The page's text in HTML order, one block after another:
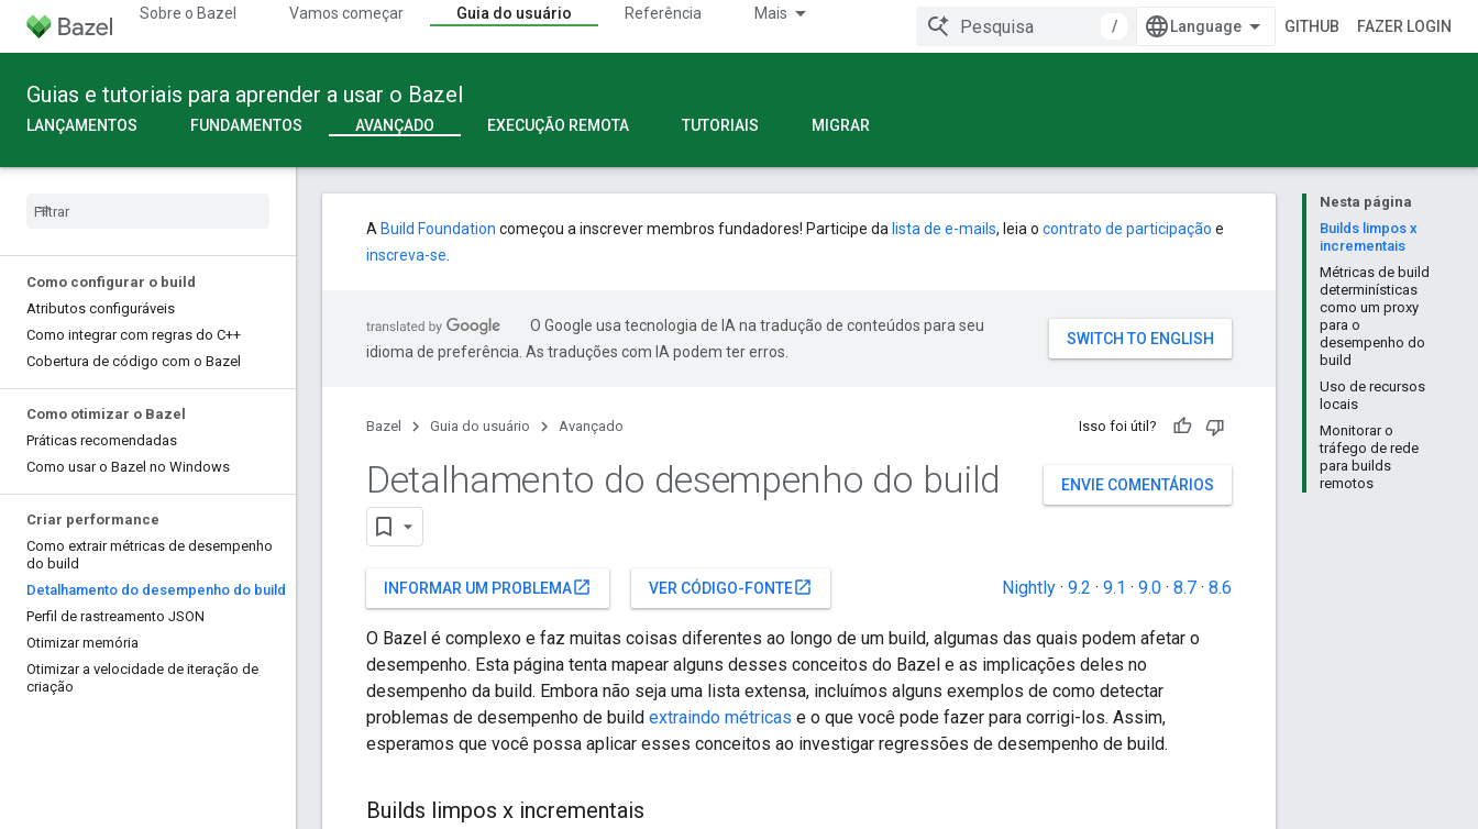
Sobre o Bazel Vamos começar Guia do usuário Referência Mais
/ GITHUB FAZER LOGIN
Guias e tutoriais para aprender a usar o Bazel
LANÇAMENTOS FUNDAMENTOS AVANÇADO EXECUÇÃO REMOTA TUTORIAIS MIGRAR
Como configurar o build
Atributos configuráveis
Como integrar com regras do C++
Cobertura de código com o Bazel
Como otimizar o Bazel
Práticas recomendadas
Como usar o Bazel no Windows
Criar performance
Como extrair métricas de desempenho
do build
Detalhamento do desempenho do build
Perfil de rastreamento JSON
Otimizar memória
Otimizar a velocidade de iteração de
criação
Nesta página
Builds limpos x
incrementais
Métricas de build
determinísticas
como um proxy
para o
desempenho do
build
Uso de recursos
locais
Monitorar o
tráfego de rede
para builds
remotos
A Build Foundation começou a inscrever membros fundadores! Participe da lista de e-mails, leia o contrato de participação e
inscreva-se
O Google usa tecnologia de IA na tradução de conteúdos para seu
idioma de preferência. As traduções com IA podem ter erros.
Bazel Guia do usuário Avançado Isso foi útil?
ENVIE COMENTÁRIOS
Detalhamento do desempenho do build
INFORMAR UM PROBLEMAopen_in_new VER CÓDIGO-FONTEopen_in_new Nightly · 9.2 · 9.1 · 9.0 · 8.7 · 8.6
O Bazel é complexo e faz muitas coisas diferentes ao longo de um build, algumas das quais podem afetar o
desempenho. Esta página tenta mapear alguns desses conceitos do Bazel e as implicações deles no
desempenho da build. Embora não seja uma lista extensa, incluímos alguns exemplos de como detectar
problemas de desempenho de build extraindo métricas e o que você pode fazer para corrigi-los. Assim,
esperamos que você possa aplicar esses conceitos ao investigar regressões de desempenho de build.
Builds limpos x incrementais